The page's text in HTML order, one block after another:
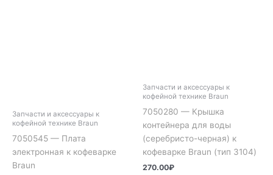
Запчасти и аксессуары к
кофейной технике Braun
7050545 — Плата
электронная к кофеварке
Braun
Запчасти и аксессуары к
кофейной технике Braun
7050280 — Крышка
контейнера для воды
(серебристо-черная) к
кофеварке Braun (тип 3104)
270.00₽